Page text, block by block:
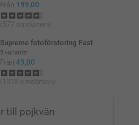
Från 199,00
(577 omdömen)
Supreme fotoförstoring Fast
5 varianter
Från 49,00
(1028 omdömen)
till pojkvän